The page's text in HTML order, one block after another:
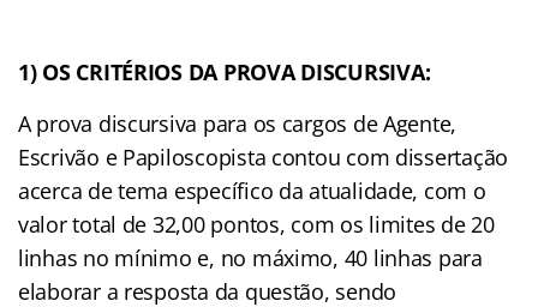
1) OS CRITÉRIOS DA PROVA DISCURSIVA:
A prova discursiva para os cargos de Agente,
Escrivão e Papiloscopista contou com dissertação
acerca de tema específico da atualidade, com o
valor total de 32,00 pontos, com os limites de 20
linhas no mínimo e, no máximo, 40 linhas para
elaborar a resposta da questão, sendo